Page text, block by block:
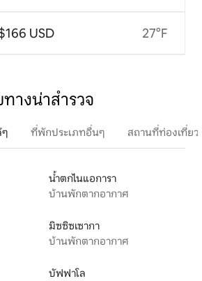
USD 27°F
างน่าสำรวจ
ที่พักประเภทอื่นๆ สถานที่ท่องเที่ย
น้ำตกไนแอการา
บ้านพักตากอากาศ
มิซซิซเซากา
บ้านพักตากอากาศ
บัฟฟาโล